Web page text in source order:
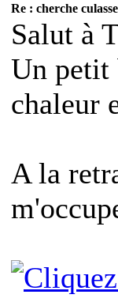
Re : cherche culasse
Salut à
Un petit
chaleur
A la